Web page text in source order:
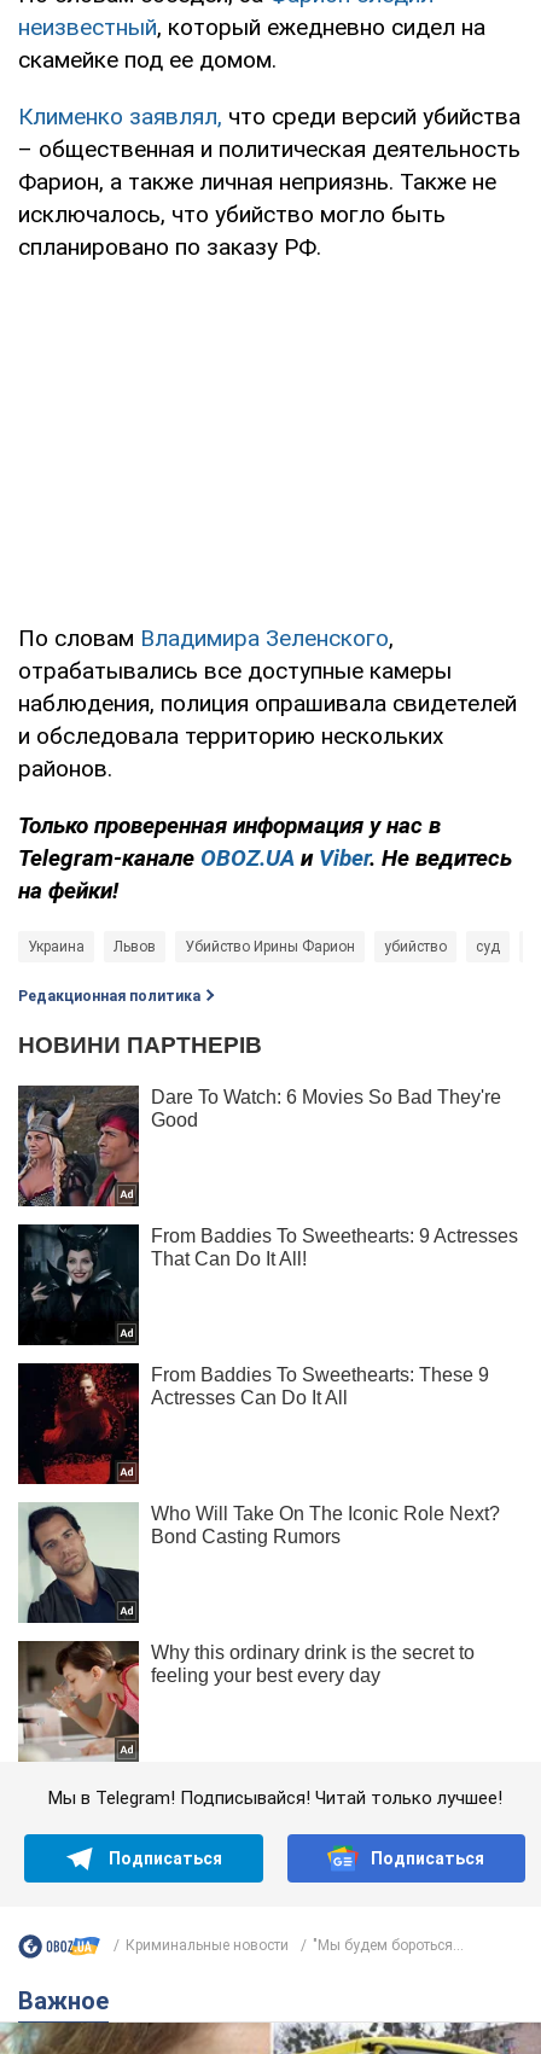
неизвестный, который ежедневно сидел на
скамейке под ее домом.
Клименко заявлял, что среди версий убийства
– общественная и политическая деятельность
Фарион, а также личная неприязнь. Также не
исключалось, что убийство могло быть
спланировано по заказу РФ.
По словам Владимира Зеленского,
отрабатывались все доступные камеры
наблюдения, полиция опрашивала свидетелей
и обследовала территорию нескольких
районов.
Только проверенная информация у нас в
Telegram-канале OBOZ.UA и Viber. Не ведитесь
на фейки!
Украина Львов Убийство Ирины Фарион убийство суд
Редакционная политика
Мы в Telegram! Подписывайся! Читай только лучшее!
Подписаться Подписаться
Криминальные новости "Мы будем бороться...
Важное